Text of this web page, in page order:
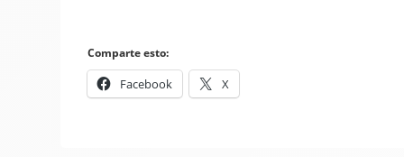
Comparte esto:
Facebook X